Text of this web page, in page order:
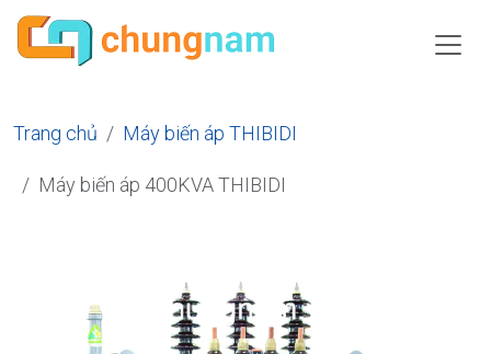
Trang chủ Máy biến áp THIBIDI
Máy biến áp 400KVA THIBIDI